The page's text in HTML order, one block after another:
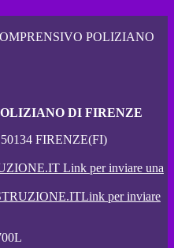
POLIZIANO
DI FIRENZE
FIRENZE(FI)
Link per inviare una
Link per inviare